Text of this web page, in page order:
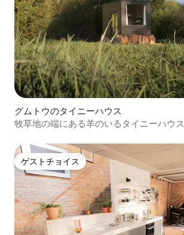
グムトウのタイニーハウス
牧草地の端にある羊のいるタイニーハウス
ゲストチョイス
ゲストチョイス